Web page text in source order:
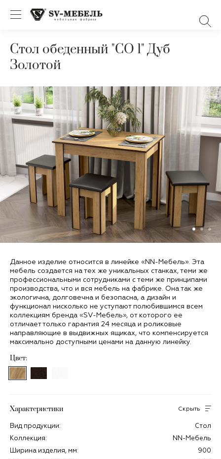
Стол обеденный "СО 1" Дуб
Золотой
Данное изделие относится в линейке «NN-Мебель». Эта
мебель создается на тех же уникальных станках, теми же
профессиональными сотрудниками с теми же принципами
производства, что и вся мебель на фабрике. Она так же
экологична, долговечна и безопасна, а дизайн и
функционал нисколько не уступают полюбившимся всем
коллекциям бренда «SV-Мебель», от которого ее
отличает только гарантия 24 месяца и роликовые
направляющие в выдвижных ящиках, что компенсируется
максимально доступными ценами на данную линейку.
Цвет:
Характеристики Скрыть
Вид продукции:
Стол
Коллекция:
NN-Мебель
Ширина изделия, мм:
900